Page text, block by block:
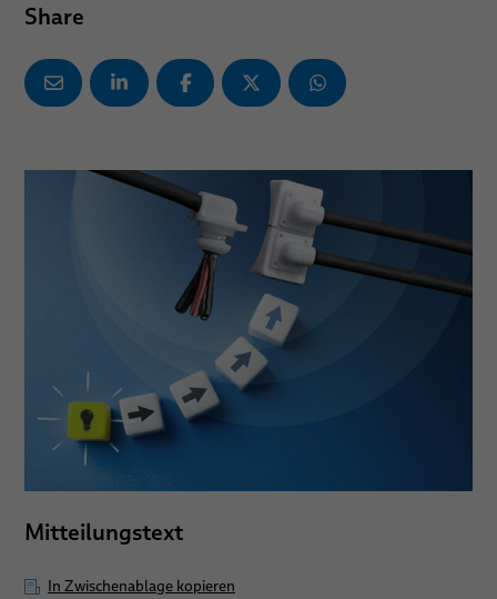
Share
Mitteilungstext
In Zwischenablage kopieren